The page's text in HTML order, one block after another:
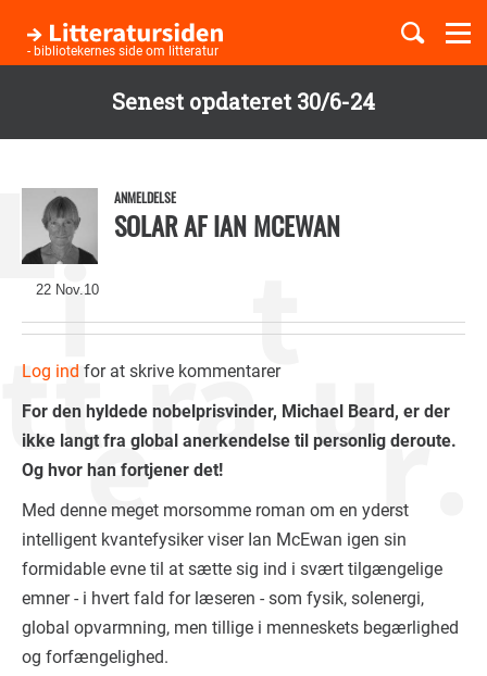
Senest opdateret 30/6-24
hovedindhold
- bibliotekernes side om litteratur
Børnebøger
22 Nov.10
ANMELDELSE
SOLAR AF IAN MCEWAN
Log ind for at skrive kommentarer
For den hyldede nobelprisvinder, Michael Beard, er der
ikke langt fra global anerkendelse til personlig deroute.
Og hvor han fortjener det!
Med denne meget morsomme roman om en yderst
intelligent kvantefysiker viser Ian McEwan igen sin
formidable evne til at sætte sig ind i svært tilgængelige
emner - i hvert fald for læseren - som fysik, solenergi,
global opvarmning, men tillige i menneskets begærlighed
og forfængelighed.